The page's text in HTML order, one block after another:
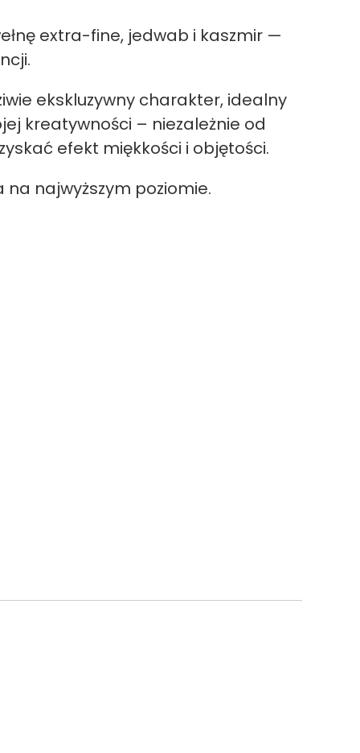
extra-fine, jedwab i kaszmir —
ekskluzywny charakter, idealny
kreatywności – niezależnie od
efekt miękkości i objętości.
najwyższym poziomie.